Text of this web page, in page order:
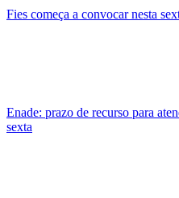
Fies começa a convocar nesta
Enade: prazo de recurso para
sexta